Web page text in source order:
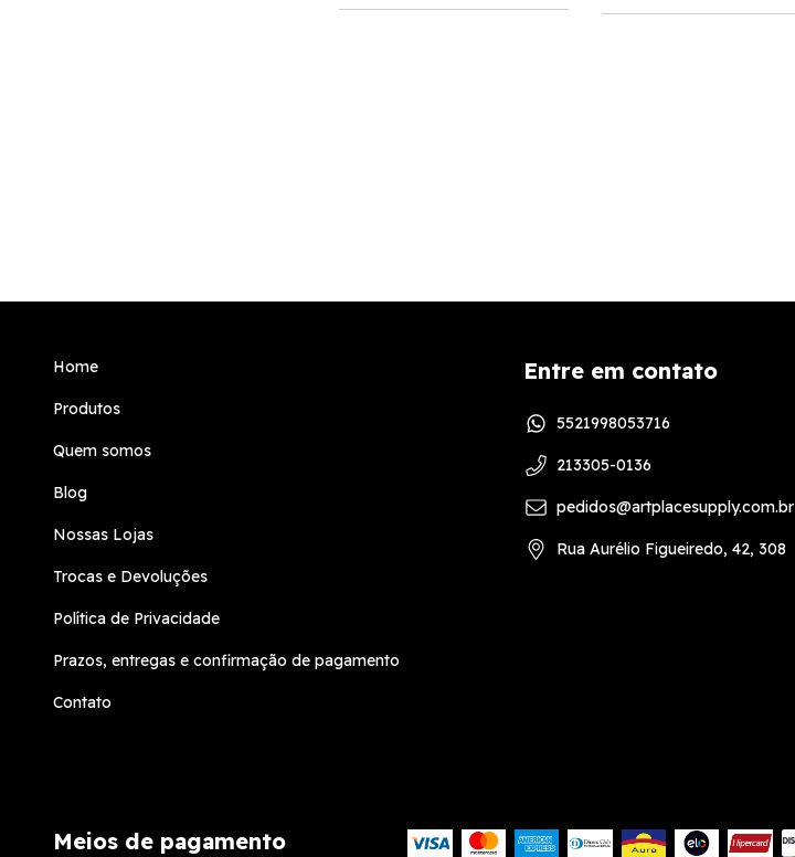
Home
Produtos
Quem somos
Blog
Nossas Lojas
Trocas e Devoluções
Política de Privacidade
Prazos, entregas e confirmação de pagamento
Contato
Entre em contato
5521998053716
213305-0136
pedidos@artplacesupply.com.br
Rua Aurélio Figueiredo, 42, 308
Meios de pagamento